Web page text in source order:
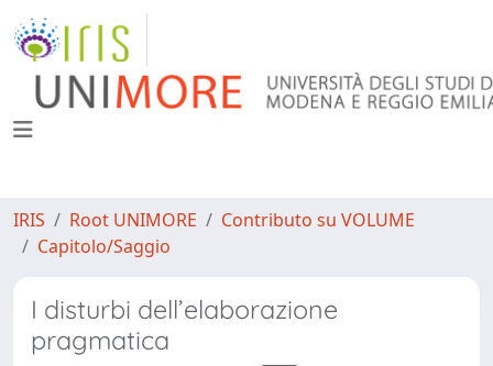
IRIS Root UNIMORE
Contributo su VOLUME
Capitolo/Saggio
I disturbi dell’elaborazione
pragmatica